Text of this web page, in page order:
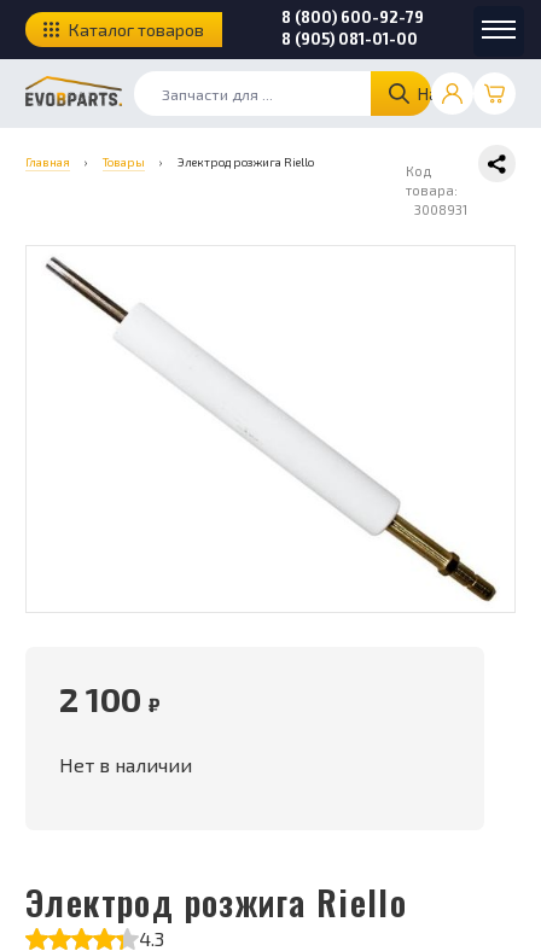
Найти
8 (800) 600-92-79
8 (905) 081-01-00
Каталог товаров
Главная › Товары › Электрод розжига Riello
Код
товара:
3008931
Электрод розжига Riello
4.3
2 100 ₽
Нет в наличии